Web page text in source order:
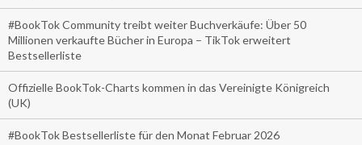
#BookTok Community treibt weiter Buchverkäufe: Über 50
Millionen verkaufte Bücher in Europa – TikTok erweitert
Bestsellerliste
Offizielle BookTok-Charts kommen in das Vereinigte Königreich
(UK)
#BookTok Bestsellerliste für den Monat Februar 2026